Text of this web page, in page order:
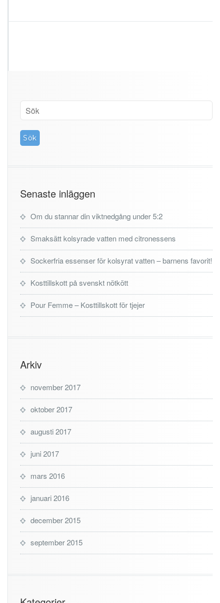
Senaste inläggen
Om du stannar din viktnedgång under 5:2
Smaksätt kolsyrade vatten med citronessens
Sockerfria essenser för kolsyrat vatten – barnens favorit!
Kosttillskott på svenskt nötkött
Pour Femme – Kosttillskott för tjejer
Arkiv
november 2017
oktober 2017
augusti 2017
juni 2017
mars 2016
januari 2016
december 2015
september 2015